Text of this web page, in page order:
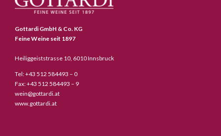
Gottardi GmbH & Co. KG
Feine Weine seit 1897
Heiliggeiststrasse 10, 6010 Innsbruck
Tel: +43 512 584493 – 0
Fax: +43 512 584493 – 9
wein@gottardi.at
www.gottardi.at